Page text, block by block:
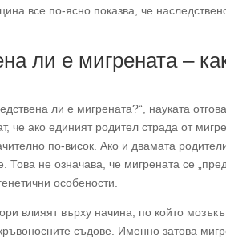
все по-ясно показва, че
ли е мигрената –
ли е мигрената?“, науката
че ако единият родител страда от
по-висок. Ако и двамата
Това не означава, че мигрената се
особености.
влияят върху начина, по който
съдове. Именно затова